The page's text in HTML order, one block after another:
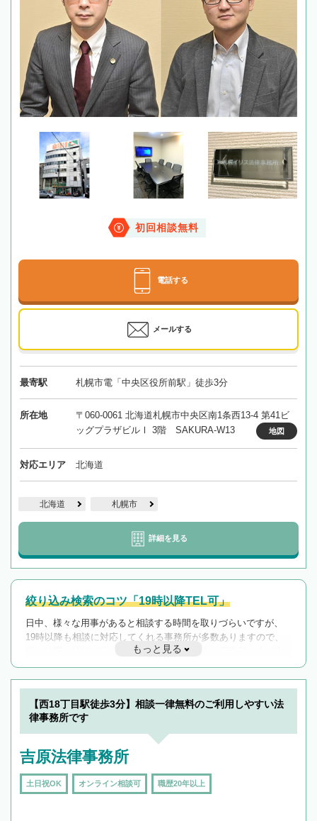
初回相談無料
電話する
メールする
最寄駅 札幌市電「中央区役所前駅」徒歩3分
所在地
〒060-0061 北海道札幌市中央区南1条西13-4 第41ビ
ッグプラザビルⅠ 3階 SAKURA-W13
地図
対応エリア 北海道
北海道 札幌市
詳細を見る
絞り込み検索のコツ「19時以降TEL可」
日中、様々な用事があると相談する時間を取りづらいですが、
19時以降も相談に対応してくれる事務所が多数ありますので、
遅い時間の相談が増えそうな場合はそのような事務所に絞り込
んで検索してみましょう。
19時以降TEL可の条件
を加えて再検索
もっと見る
【西18丁目駅徒歩3分】相談一律無料のご利用しやすい法
律事務所です
吉原法律事務所
土日祝OK オンライン相談可 職歴20年以上